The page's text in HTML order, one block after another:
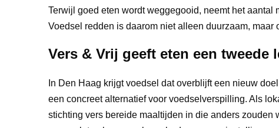
Terwijl goed eten wordt weggegooid, neemt het
Voedsel redden is daarom niet alleen duurzaam, maar
Vers & Vrij geeft eten een tweede
In Den Haag krijgt voedsel dat overblijft een nieuw
een concreet alternatief voor voedselverspilling. Als
stichting vers bereide maaltijden in die anders zouden